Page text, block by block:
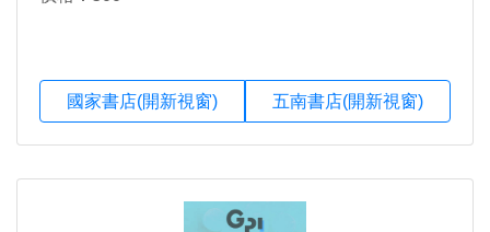
國家書店(開新視窗) 五南書店(開新視窗)